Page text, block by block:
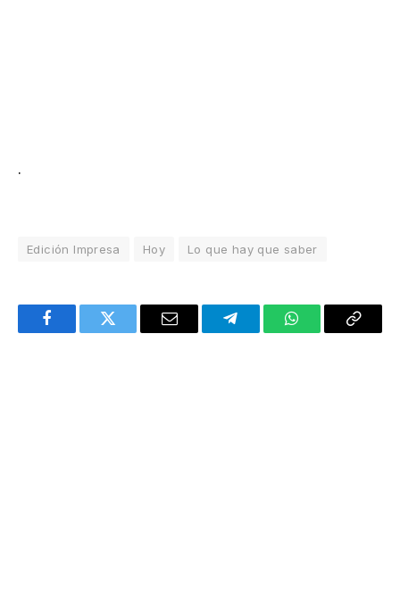
.
Edición Impresa Hoy Lo que hay que saber
FacebookTwitter Email TelegramWhatsAppCopy